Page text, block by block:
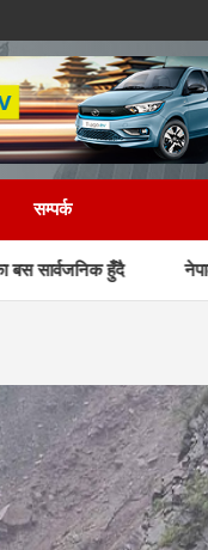
सम्पर्क
नेपाल आइपुग्यो